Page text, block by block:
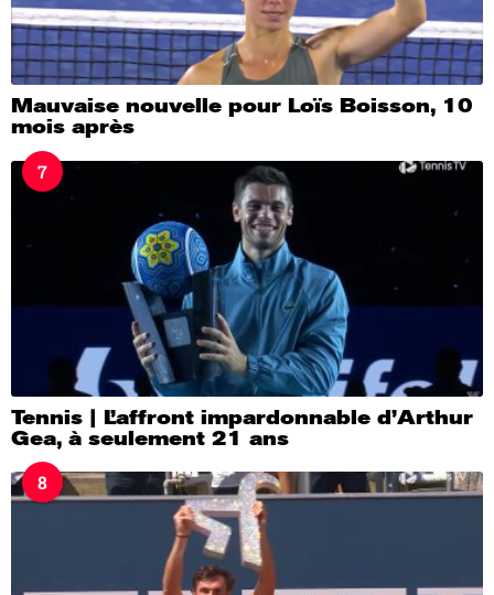
Mauvaise nouvelle pour Loïs Boisson, 10
mois après
7
Tennis | L’affront impardonnable d’Arthur
Gea, à seulement 21 ans
8